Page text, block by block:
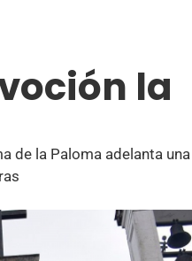
la
de la Paloma adelanta